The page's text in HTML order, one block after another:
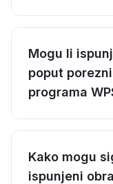
Mogu li
poput
programa
Kako mogu
ispunjeni